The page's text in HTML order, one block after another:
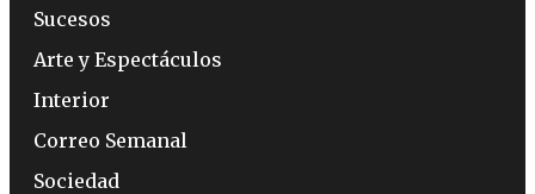
Sucesos
Arte y Espectáculos
Interior
Correo Semanal
Sociedad